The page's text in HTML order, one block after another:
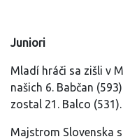
Juniori
Mladí hráči sa zišli v
našich 6. Babčan
zostal 21. Balco (531).
Majstrom Slovenska